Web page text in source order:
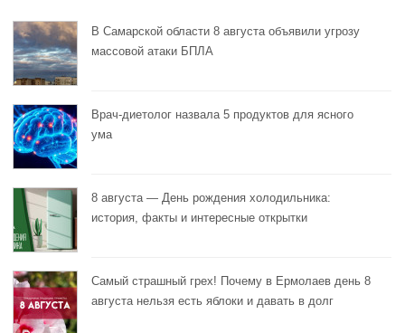
В Самарской области 8 августа объявили угрозу
массовой атаки БПЛА
Врач-диетолог назвала 5 продуктов для ясного
ума
8 августа — День рождения холодильника:
история, факты и интересные открытки
Самый страшный грех! Почему в Ермолаев день 8
августа нельзя есть яблоки и давать в долг